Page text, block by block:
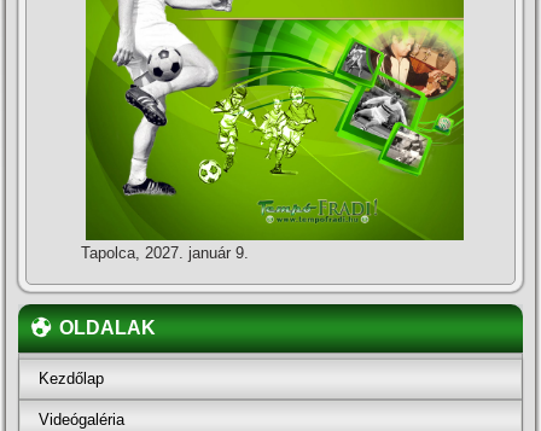
Tapolca, 2027. január 9.
OLDALAK
Kezdőlap
Videógaléria